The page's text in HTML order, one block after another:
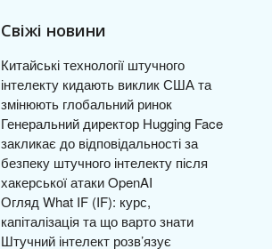
Свіжі новини
Китайські технології штучного
інтелекту кидають виклик США та
змінюють глобальний ринок
Генеральний директор Hugging Face
закликає до відповідальності за
безпеку штучного інтелекту після
хакерської атаки OpenAI
Огляд What IF (IF): курс,
капіталізація та що варто знати
Штучний інтелект розв’язує